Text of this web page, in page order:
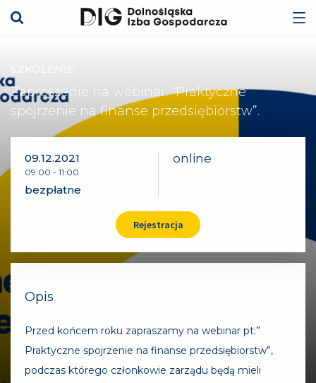
Zaproszenie na webinar: “Praktyczne
spojrzenie na finanse przedsiębiorstw”.
09.12.2021
09:00 - 11:00
bezpłatne
online
Rejestracja
Opis
Przed końcem roku zapraszamy na webinar pt:”
Praktyczne spojrzenie na finanse przedsiębiorstw”,
podczas którego członkowie zarządu będą mieli